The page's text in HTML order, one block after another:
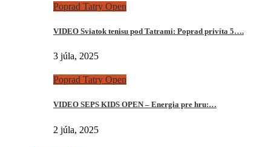
Poprad Tatry Open
VIDEO Sviatok tenisu pod Tatrami: Poprad privíta 5….
3 júla, 2025
Poprad Tatry Open
VIDEO SEPS KIDS OPEN – Energia pre hru:…
2 júla, 2025